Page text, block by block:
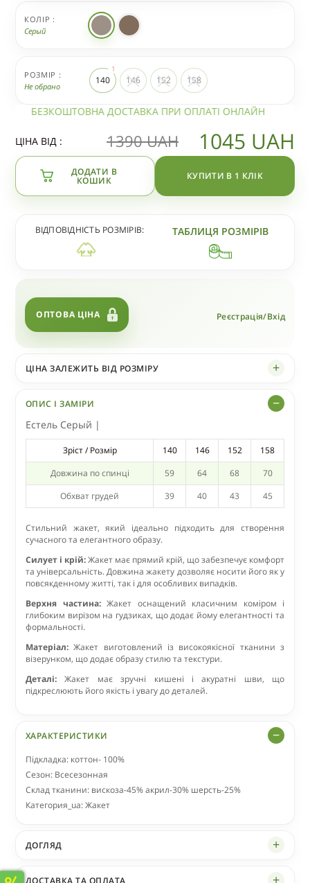
КОЛІР :
Серый
РОЗМІР :
Не обрано
140 146 152 158
БЕЗКОШТОВНА ДОСТАВКА ПРИ ОПЛАТІ ОНЛАЙН
ЦІНА ВІД : 1390UAH 1045 UAH
ДОДАТИ В
КОШИК КУПИТИ В 1 КЛІК
ВІДПОВІДНІСТЬ РОЗМІРІВ: ТАБЛИЦЯ РОЗМІРІВ
ОПТОВА ЦІНА Реєстрація/Вхід
ЦІНА ЗАЛЕЖИТЬ ВІД РОЗМІРУ
ОПИС І ЗАМІРИ
Естель Серый |
Зріст / Розмір 140 146 152
158
Довжина по спинці
59 64 68
70
Обхват грудей
39 40 43 45
Стильний жакет, який ідеально підходить для створення
сучасного та елегантного образу.
Силует і крій:Жакет має прямий крій, що забезпечує комфорт
та універсальність. Довжина жакету дозволяє носити його як у
повсякденному житті, так і для особливих випадків.
Верхня частина:Жакет оснащений класичним коміром і
глибоким вирізом на гудзиках, що додає йому елегантності та
формальності.
Матеріал: Жакет виготовлений із високоякісної тканини з
візерунком, що додає образу стилю та текстури.
Деталі: Жакет має зручні кишені і акуратні шви, що
підкреслюють його якість і увагу до деталей.
ХАРАКТЕРИСТИКИ
Підкладка: коттон- 100%
Сезон: Всесезонная
Склад тканини: вискоза-45% акрил-30% шерсть-25%
Категория_ua: Жакет
ДОГЛЯД
ДОСТАВКА ТА ОПЛАТА